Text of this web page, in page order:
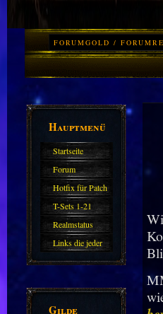
FORUMGOLD /
Hauptmenü
Startseite
Forum
Hotfix für Patch
11.X
T-Sets 1-21
Realmstatus
Links die jeder
kennen sollte?!
Gilde